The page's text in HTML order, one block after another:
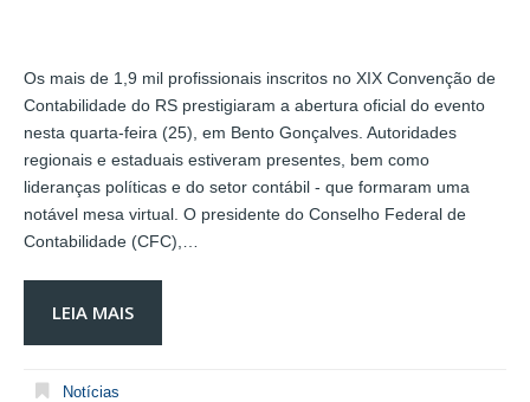
Os mais de 1,9 mil profissionais inscritos no XIX Convenção de
Contabilidade do RS prestigiaram a abertura oficial do evento
nesta quarta-feira (25), em Bento Gonçalves. Autoridades
regionais e estaduais estiveram presentes, bem como
lideranças políticas e do setor contábil - que formaram uma
notável mesa virtual. O presidente do Conselho Federal de
Contabilidade (CFC),…
LEIA MAIS
Notícias